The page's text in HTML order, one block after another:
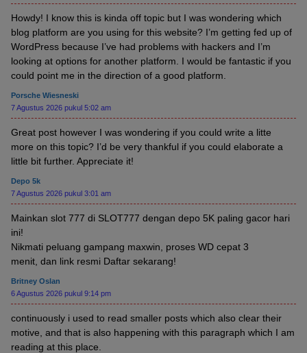
Howdy! I know this is kinda off topic but I was wondering which
blog platform are you using for this website? I’m getting fed up of
WordPress because I’ve had problems with hackers and I’m
looking at options for another platform. I would be fantastic if you
could point me in the direction of a good platform.
Porsche Wiesneski
7 Agustus 2026 pukul 5:02 am
Great post however I was wondering if you could write a litte
more on this topic? I’d be very thankful if you could elaborate a
little bit further. Appreciate it!
Depo 5k
7 Agustus 2026 pukul 3:01 am
Mainkan slot 777 di SLOT777 dengan depo 5K paling gacor hari
ini!
Nikmati peluang gampang maxwin, proses WD cepat 3
menit, dan link resmi Daftar sekarang!
Britney Oslan
6 Agustus 2026 pukul 9:14 pm
continuously i used to read smaller posts which also clear their
motive, and that is also happening with this paragraph which I am
reading at this place.